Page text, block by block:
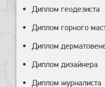
Диплом геодезиста
Диплом горного
Диплом
Диплом дизайнера
Диплом журналиста